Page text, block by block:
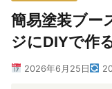
簡易塗装ブー
ジにDIYで作
2026年6月25日